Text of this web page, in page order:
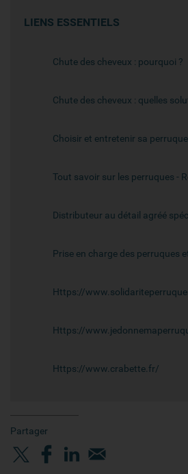
LIENS ESSENTIELS
Chute des cheveux : pourquoi ?
Chute des cheveux : quelles
Choisir et entretenir sa
Tout savoir sur les perruques -
Distributeur au détail agréé
Https://
Https://
Https://www.crabette.fr/
Partager